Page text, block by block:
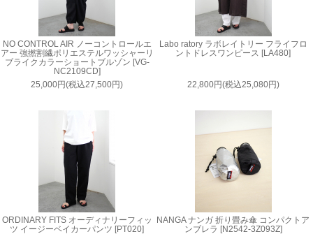
NO CONTROL AIR ノーコントロールエ
アー 強撚割繊ポリエステルワッシャーリ
ブライクカラーショートブルゾン [VG-
NC2109CD]
25,000円(税込27,500円)
Labo ratory ラボレイトリー フライフロ
ントドレスワンピース [LA480]
22,800円(税込25,080円)
ORDINARY FITS オーディナリーフィッ
ツ イージーベイカーパンツ [PT020]
NANGA ナンガ 折り畳み傘 コンパクトア
ンブレラ [N2542-3Z093Z]